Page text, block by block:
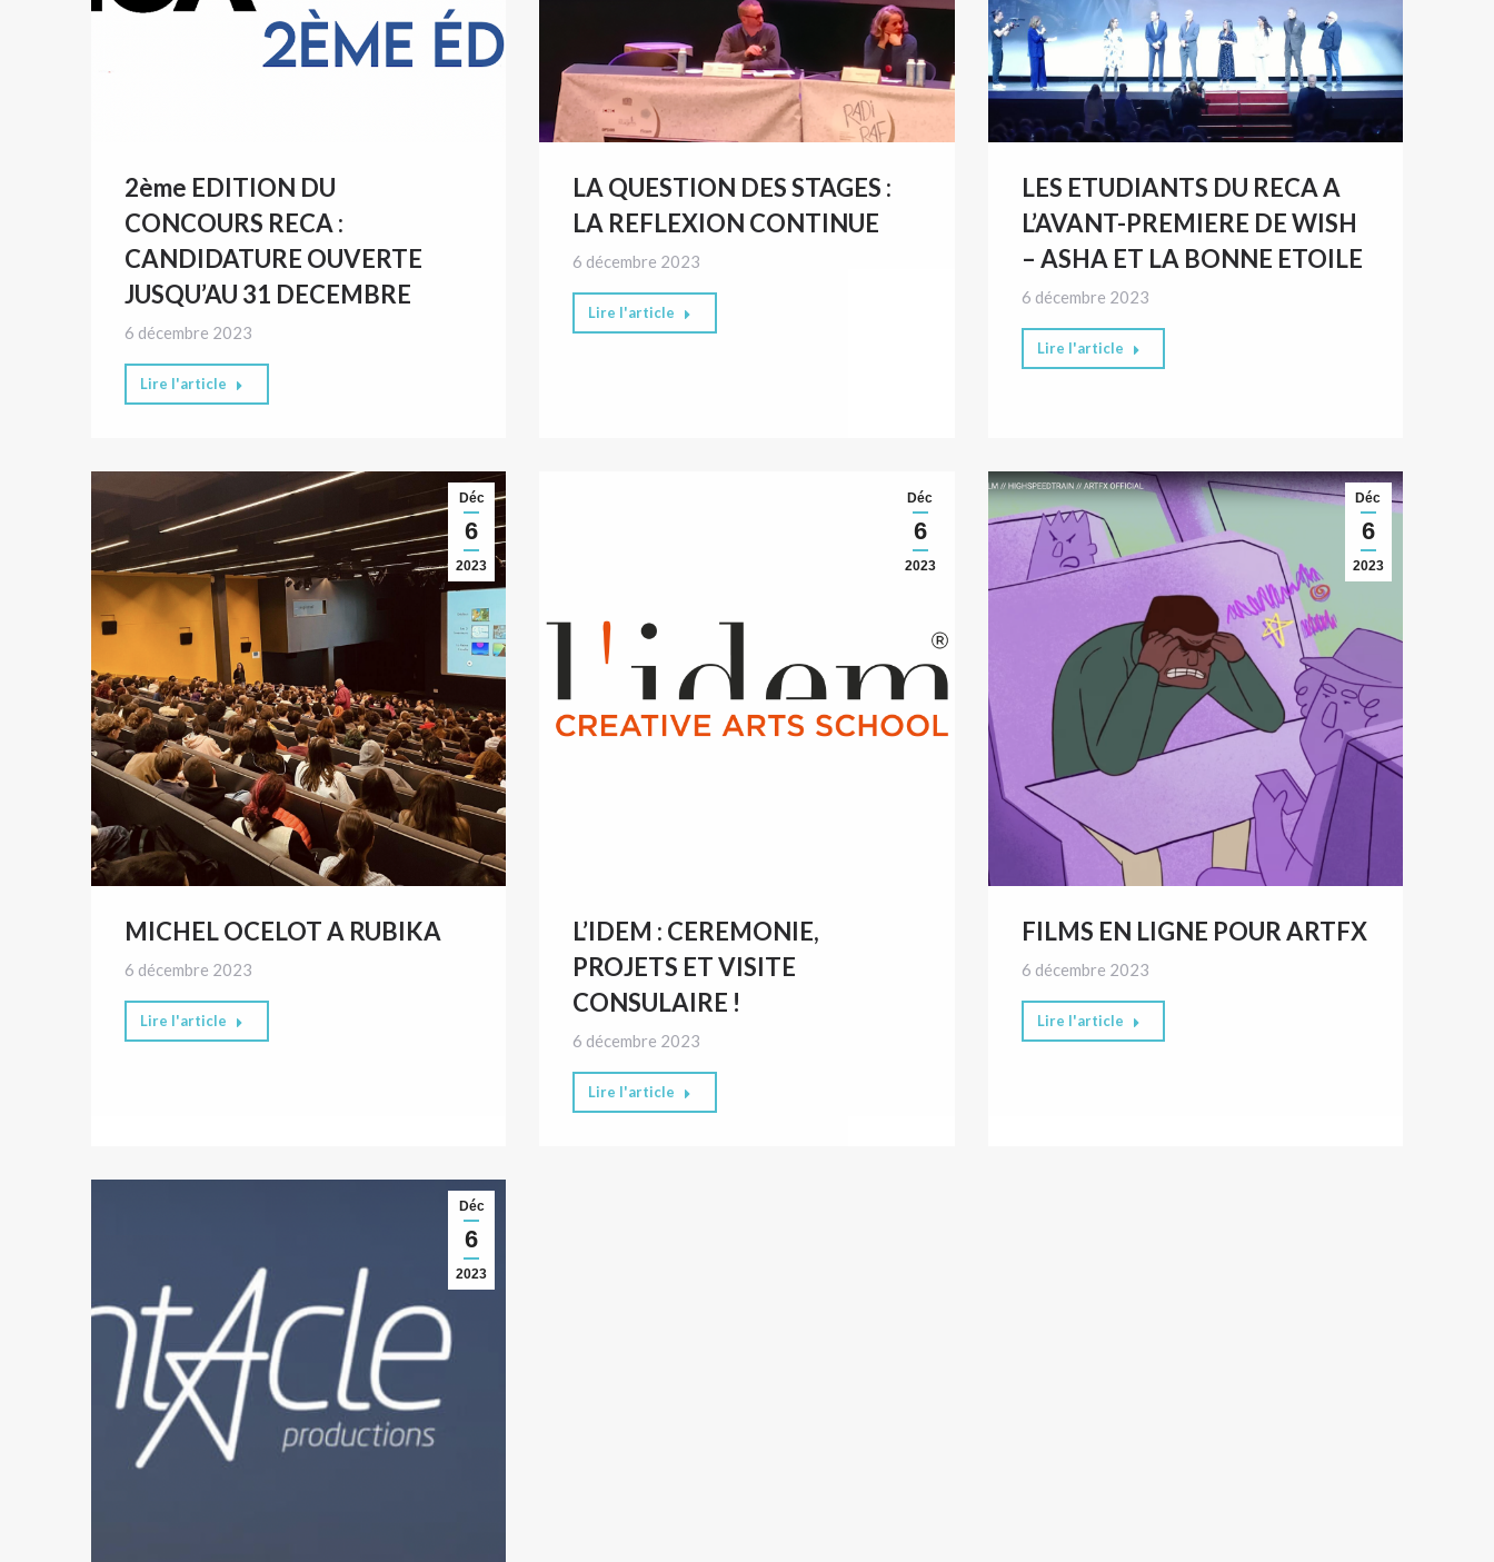
2ème EDITION DU
CONCOURS RECA :
CANDIDATURE OUVERTE
JUSQU’AU 31 DECEMBRE
6 décembre 2023
Lire l'article
LA QUESTION DES STAGES :
LA REFLEXION CONTINUE
6 décembre 2023
Lire l'article
LES ETUDIANTS DU RECA A
L’AVANT-PREMIERE DE WISH
– ASHA ET LA BONNE ETOILE
6 décembre 2023
Lire l'article
Déc
6
2023
MICHEL OCELOT A RUBIKA
6 décembre 2023
Lire l'article
Déc
6
2023
L’IDEM : CEREMONIE,
PROJETS ET VISITE
CONSULAIRE !
6 décembre 2023
Lire l'article
Déc
6
2023
FILMS EN LIGNE POUR ARTFX
6 décembre 2023
Lire l'article
Déc
6
2023